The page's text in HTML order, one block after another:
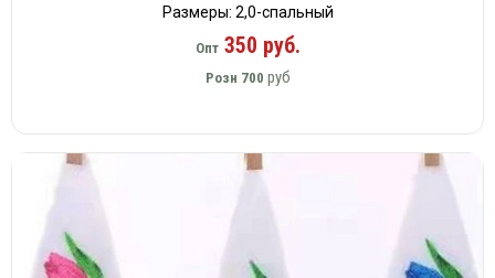
Размеры: 2,0-спальный
Опт350 руб.
Розн 700 руб